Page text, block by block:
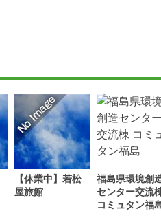
【休業中】若松
屋旅館
福島県環境創
センター交流
コミュタン福